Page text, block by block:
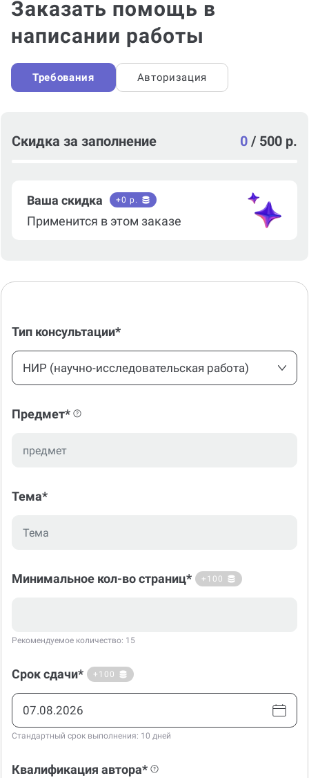
Заказать помощь в
написании работы
Требования Авторизация
Скидка за заполнение 0 / 500 р.
Ваша скидка +0 р.
Применится в этом заказе
Тип консультации*
НИР (научно-исследовательская работа)
Предмет*
Тема*
Минимальное кол-во страниц* +100
Рекомендуемое количество: 15
Срок сдачи* +100
Стандартный срок выполнения: 10 дней
Квалификация автора*